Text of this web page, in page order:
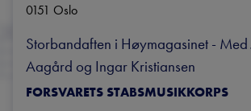
0151 Oslo
Storbandaften i Høymagasinet - Med
Aagård og Ingar Kristiansen
FORSVARETS STABSMUSIKKORPS